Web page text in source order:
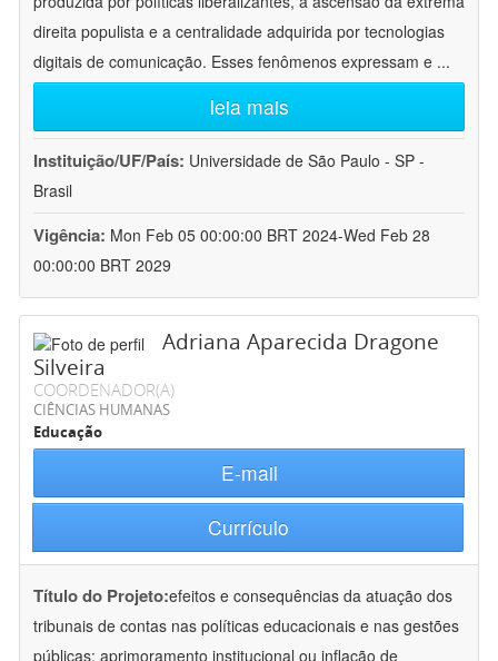
direita populista e a centralidade adquirida por tecnologias
digitais de comunicação. Esses fenômenos expressam e ...
leia mais
Instituição/UF/País: Universidade de São Paulo - SP -
Brasil
Vigência: Mon Feb 05 00:00:00 BRT 2024-Wed Feb 28
00:00:00 BRT 2029
Adriana Aparecida Dragone
Silveira
COORDENADOR(A)
CIÊNCIAS HUMANAS
Educação
E-mail
Currículo
Título do Projeto:efeitos e consequências da atuação dos
tribunais de contas nas políticas educacionais e nas gestões
públicas: aprimoramento institucional ou inflação de